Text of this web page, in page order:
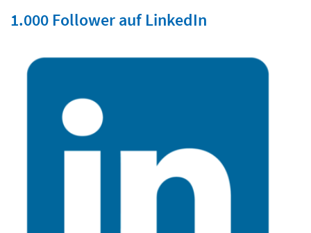
1.000 Follower auf LinkedIn